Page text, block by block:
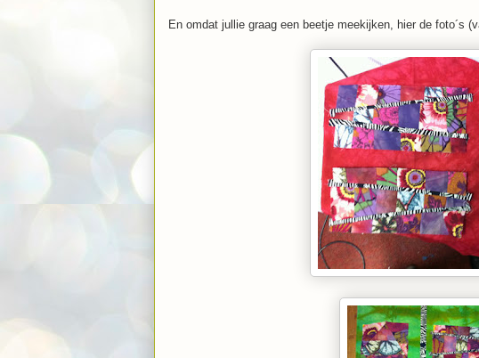
En omdat jullie graag een beetje meekijken, hier de foto´s